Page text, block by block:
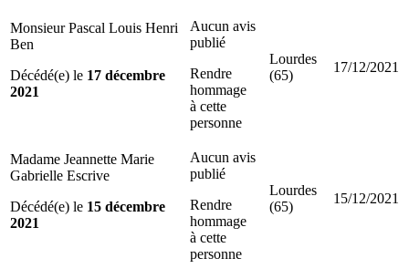
Monsieur Pascal Louis Henri
Ben
Décédé(e) le 17 décembre
2021
Aucun avis
publié
Rendre
hommage
à cette
personne
Lourdes
(65)
17/12/2021
Madame Jeannette Marie
Gabrielle Escrive
Décédé(e) le 15 décembre
2021
Aucun avis
publié
Rendre
hommage
à cette
personne
Lourdes
(65)
15/12/2021